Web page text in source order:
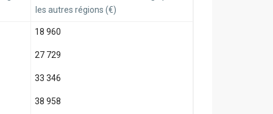
les autres régions (€)
18 960
27 729
33 346
38 958